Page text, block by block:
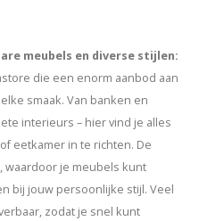
meubels en diverse stijlen:
die een enorm aanbod aan
smaak. Van banken en
interieurs – hier vind je alles
eetkamer in te richten. De
waardoor je meubels kunt
bij jouw persoonlijke stijl. Veel
zodat je snel kunt